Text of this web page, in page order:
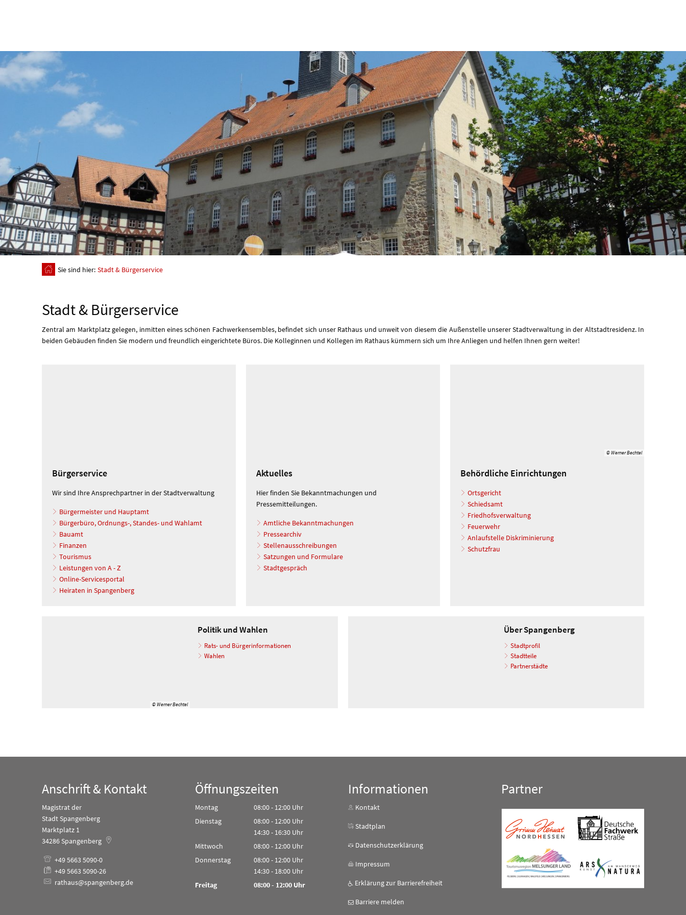
Sie sind hier: Stadt & Bürgerservice
Stadt & Bürgerservice
Zentral am Marktplatz gelegen, inmitten eines schönen Fachwerkensembles, befindet sich unser Rathaus und unweit von diesem die Außenstelle unserer Stadtverwaltung in der Altstadtresidenz. In
beiden Gebäuden finden Sie modern und freundlich eingerichtete Büros. Die Kolleginnen und Kollegen im Rathaus kümmern sich um Ihre Anliegen und helfen Ihnen gern weiter!
Bürgerservice
Wir sind Ihre Ansprechpartner in der Stadtverwaltung
Bürgermeister und Hauptamt
Bürgerbüro, Ordnungs-, Standes- und Wahlamt
Bauamt
Finanzen
Tourismus
Leistungen von A - Z
Online-Servicesportal
Heiraten in Spangenberg
Aktuelles
Hier finden Sie Bekanntmachungen und
Pressemitteilungen.
Amtliche Bekanntmachungen
Pressearchiv
Stellenausschreibungen
Satzungen und Formulare
Stadtgespräch
© Werner Bechtel
Behördliche Einrichtungen
Ortsgericht
Schiedsamt
Friedhofsverwaltung
Feuerwehr
Anlaufstelle Diskriminierung
Schutzfrau
© Werner Bechtel
Politik und Wahlen
Rats- und Bürgerinformationen
Wahlen
Über Spangenberg
Stadtprofil
Stadtteile
Partnerstädte
Anschrift & Kontakt
Magistrat der
Stadt Spangenberg
Marktplatz 1
34286 Spangenberg
+49 5663 5090-0
+49 5663 5090-26
rathaus@spangenberg.de
Öffnungszeiten
Montag 08:00- 12:00 Uhr
Von 08:00 bis 12:00 Uhr
Dienstag 08:00- 12:00 Uhr
Von 08:00 bis 12:00 Uhr
14:30- 16:30 Uhr
Von 14:30 bis 16:30 Uhr
Mittwoch 08:00- 12:00 Uhr
Von 08:00 bis 12:00 Uhr
Donnerstag 08:00- 12:00 Uhr
Von 08:00 bis 12:00 Uhr
14:30- 18:00 Uhr
Von 14:30 bis 18:00 Uhr
Freitag 08:00- 12:00 Uhr
Informationen
Kontakt
Stadtplan
Datenschutzerklärung
Impressum
Erklärung zur Barrierefreiheit
Barriere melden
Partner